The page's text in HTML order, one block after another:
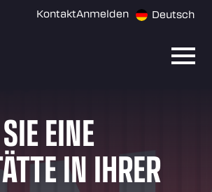
KontaktAnmelden Deutsch
EINE
IN IHRER